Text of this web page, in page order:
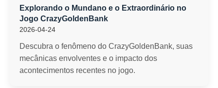
Explorando o Mundano e o Extraordinário no
Jogo CrazyGoldenBank
2026-04-24
Descubra o fenômeno do CrazyGoldenBank, suas
mecânicas envolventes e o impacto dos
acontecimentos recentes no jogo.